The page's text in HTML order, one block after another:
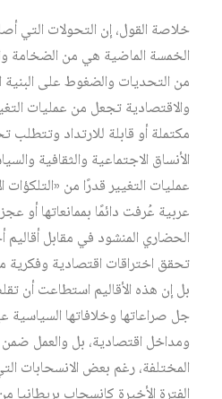
خلاصة القول، إن التحولات التي
الخمسة الماضية هي من الضخامة
من التحديات والضغوط على البنية
والاقتصادية تجعل من عمليات
مكتملة أو قابلة للارتداد
الأنساق الاجتماعية والثقافية
عمليات التغيير قدرًا من
عربية عُرفت دائمًا بممانعاتها أو
الحضاري المنشود في مقابل
تحقق اختراقات اقتصادية وفكرية
بل إن هذه الأقاليم استطاعت أن
جل صراعاتها وخلافاتها السياسية
ومداخل اقتصادية، بل والعمل ضمن
المختلفة، رغم بعض الانسحابات